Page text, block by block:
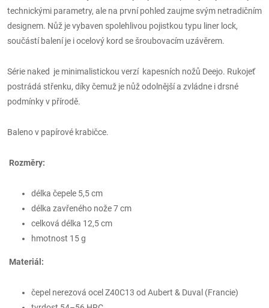
technickými parametry, ale na první pohled zaujme svým netradičním
designem. Nůž je vybaven spolehlivou pojistkou typu liner lock,
součástí balení je i ocelový kord se šroubovacím uzávěrem.
Série naked je minimalistickou verzí kapesních nožů Deejo. Rukojeť
postrádá střenku, díky čemuž je nůž odolnější a zvládne i drsné
podmínky v přírodě.
Baleno v papírové krabičce.
Rozměry:
délka čepele 5,5 cm
délka zavřeného nože 7 cm
celková délka 12,5 cm
hmotnost 15 g
Materiál:
čepel nerezová ocel Z40C13 od Aubert & Duval (Francie)